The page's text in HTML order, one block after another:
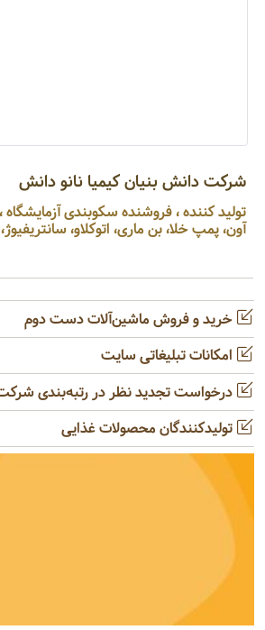
شرکت دانش بنیان کیمیا نانو دانش
تولید کننده ، فروشنده
آون، پمپ خلا، بن ماری، اتوکلاو،
خرید و فروش ماشین‌آلات دست دوم
امکانات تبلیغاتی سایت
درخواست تجدید نظر در رتبه‌بندی
تولیدکنندگان محصولات غذایی